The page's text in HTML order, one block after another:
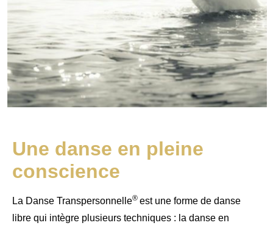
Une danse en pleine
conscience
La Danse Transpersonnelle® est une forme de danse
libre qui intègre plusieurs techniques : la danse en